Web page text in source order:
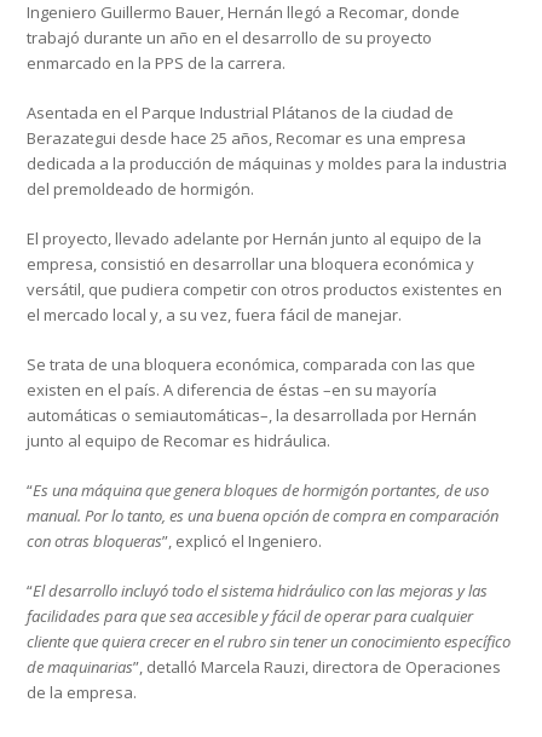
Ingeniero Guillermo Bauer, Hernán llegó a Recomar, donde
trabajó durante un año en el desarrollo de su proyecto
enmarcado en la PPS de la carrera.
Asentada en el Parque Industrial Plátanos de la ciudad de
Berazategui desde hace 25 años, Recomar es una empresa
dedicada a la producción de máquinas y moldes para la industria
del premoldeado de hormigón.
El proyecto, llevado adelante por Hernán junto al equipo de la
empresa, consistió en desarrollar una bloquera económica y
versátil, que pudiera competir con otros productos existentes en
el mercado local y, a su vez, fuera fácil de manejar.
Se trata de una bloquera económica, comparada con las que
existen en el país. A diferencia de éstas –en su mayoría
automáticas o semiautomáticas–, la desarrollada por Hernán
junto al equipo de Recomar es hidráulica.
“Es una máquina que genera bloques de hormigón portantes, de uso
manual. Por lo tanto, es una buena opción de compra en comparación
con otras bloqueras”, explicó el Ingeniero.
“El desarrollo incluyó todo el sistema hidráulico con las mejoras y las
facilidades para que sea accesible y fácil de operar para cualquier
cliente que quiera crecer en el rubro sin tener un conocimiento específico
de maquinarias”, detalló Marcela Rauzi, directora de Operaciones
de la empresa.